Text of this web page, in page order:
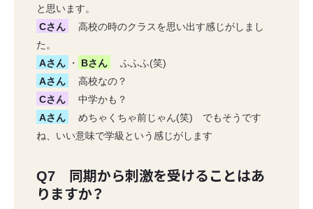
と思います。
Cさん
高校の時のクラスを思い出す感じがしまし
た。
Aさん ・ Bさん
ふふふ(笑)
Aさん
高校なの？
Cさん
中学かも？
Aさん
めちゃくちゃ前じゃん(笑) でもそうです
ね、いい意味で学級という感じがします
Q7 同期から刺激を受けることはあ
りますか？